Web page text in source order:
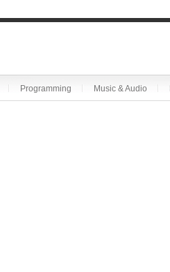
Programming Music & Audio